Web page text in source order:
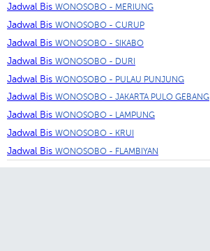
Jadwal Bis WONOSOBO - MERIUNG
Jadwal Bis WONOSOBO - CURUP
Jadwal Bis WONOSOBO - SIKABO
Jadwal Bis WONOSOBO - DURI
Jadwal Bis WONOSOBO - PULAU PUNJUNG
Jadwal Bis WONOSOBO - JAKARTA PULO GEBANG
Jadwal Bis WONOSOBO - LAMPUNG
Jadwal Bis WONOSOBO - KRUI
Jadwal Bis WONOSOBO - FLAMBIYAN